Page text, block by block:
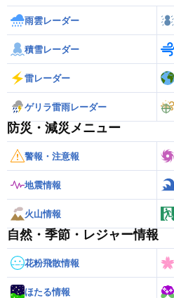
雨雲レーダー
積雪レーダー
雷レーダー
ゲリラ雷雨レーダー
防災・減災メニュー
警報・注意報
地震情報
火山情報
自然・季節・レジャー情報
花粉飛散情報
ほたる情報